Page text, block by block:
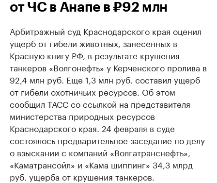
от ЧС в Анапе в ₽92 млн
Арбитражный суд Краснодарского края оценил
ущерб от гибели животных, занесенных в
Красную книгу РФ, в результате крушения
танкеров «Волгонефть» у Керченского пролива в
92,4 млн руб. Еще 1,3 млн руб. составил ущерб
от гибели охотничьих ресурсов. Об этом
сообщил ТАСС со ссылкой на представителя
министерства природных ресурсов
Краснодарского края. 24 февраля в суде
состоялось предварительное заседание по делу
о взыскании с компаний «Волгатранснефть»,
«Каматрансойл» и «Кама шиппинг» 34,3 млрд
руб. ущерба от крушения танкеров.